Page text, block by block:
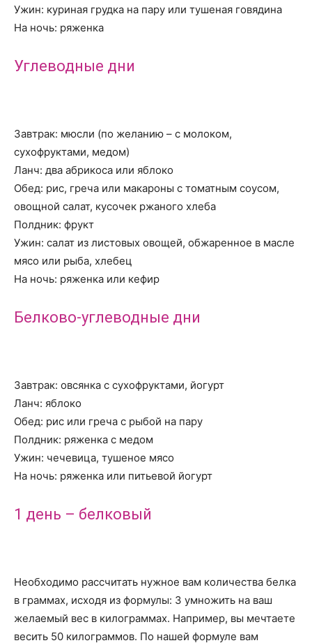
Ужин: куриная грудка на пару или тушеная говядина
На ночь: ряженка
Углеводные дни
Завтрак: мюсли (по желанию – с молоком,
сухофруктами, медом)
Ланч: два абрикоса или яблоко
Обед: рис, греча или макароны с томатным соусом,
овощной салат, кусочек ржаного хлеба
Полдник: фрукт
Ужин: салат из листовых овощей, обжаренное в масле
мясо или рыба, хлебец
На ночь: ряженка или кефир
Белково-углеводные дни
Завтрак: овсянка с сухофруктами, йогурт
Ланч: яблоко
Обед: рис или греча с рыбой на пару
Полдник: ряженка с медом
Ужин: чечевица, тушеное мясо
На ночь: ряженка или питьевой йогурт
1 день – белковый
Необходимо рассчитать нужное вам количества белка
в граммах, исходя из формулы: 3 умножить на ваш
желаемый вес в килограммах. Например, вы мечтаете
весить 50 килограммов. По нашей формуле вам